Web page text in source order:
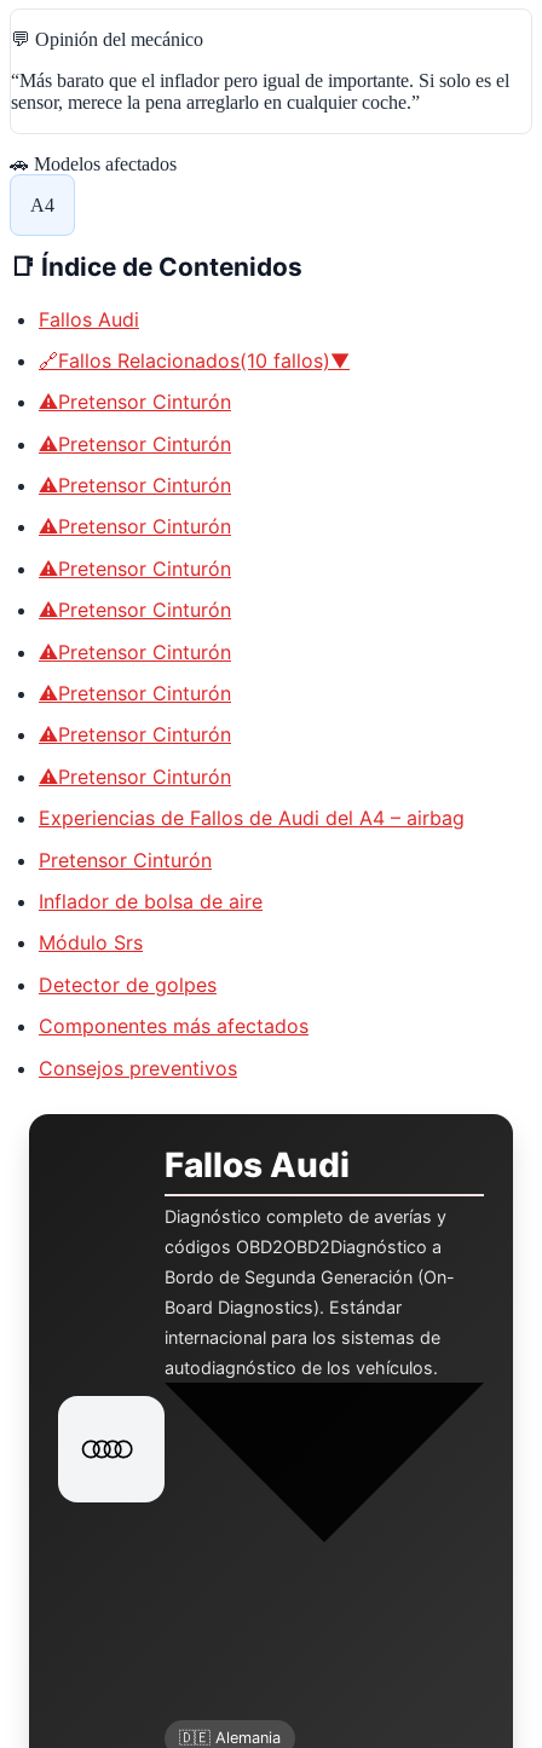
💬 Opinión del mecánico
“Más barato que el inflador pero igual de importante. Si solo es el
sensor, merece la pena arreglarlo en cualquier coche.”
🚗 Modelos afectados
A4
📑 Índice de Contenidos
Fallos Audi
🔗Fallos Relacionados(10 fallos)▼
⚠️Pretensor Cinturón
⚠️Pretensor Cinturón
⚠️Pretensor Cinturón
⚠️Pretensor Cinturón
⚠️Pretensor Cinturón
⚠️Pretensor Cinturón
⚠️Pretensor Cinturón
⚠️Pretensor Cinturón
⚠️Pretensor Cinturón
⚠️Pretensor Cinturón
Experiencias de Fallos de Audi del A4 – airbag
Pretensor Cinturón
Inflador de bolsa de aire
Módulo Srs
Detector de golpes
Componentes más afectados
Consejos preventivos
Fallos Audi
Diagnóstico completo de averías y
códigos OBD2OBD2Diagnóstico a
Bordo de Segunda Generación (On-
Board Diagnostics). Estándar
internacional para los sistemas de
autodiagnóstico de los vehículos.
🇩🇪 Alemania